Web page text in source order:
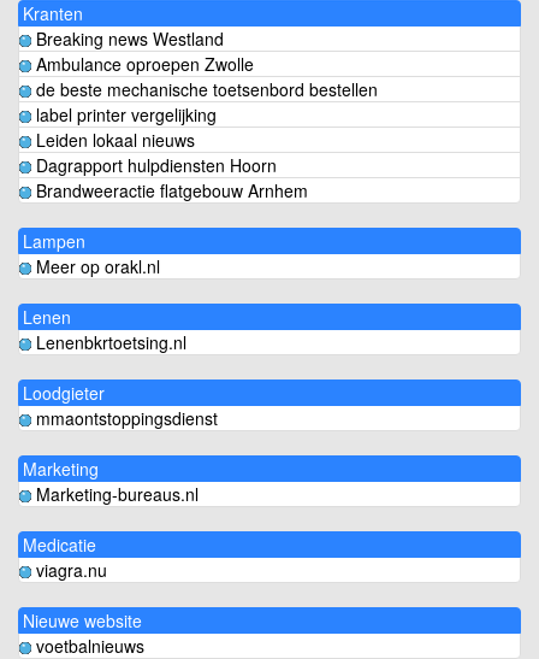
Kranten
Breaking news Westland
Ambulance oproepen Zwolle
de beste mechanische toetsenbord bestellen
label printer vergelijking
Leiden lokaal nieuws
Dagrapport hulpdiensten Hoorn
Brandweeractie flatgebouw Arnhem
Lampen
Meer op orakl.nl
Lenen
Lenenbkrtoetsing.nl
Loodgieter
mmaontstoppingsdienst
Marketing
Marketing-bureaus.nl
Medicatie
viagra.nu
Nieuwe website
voetbalnieuws